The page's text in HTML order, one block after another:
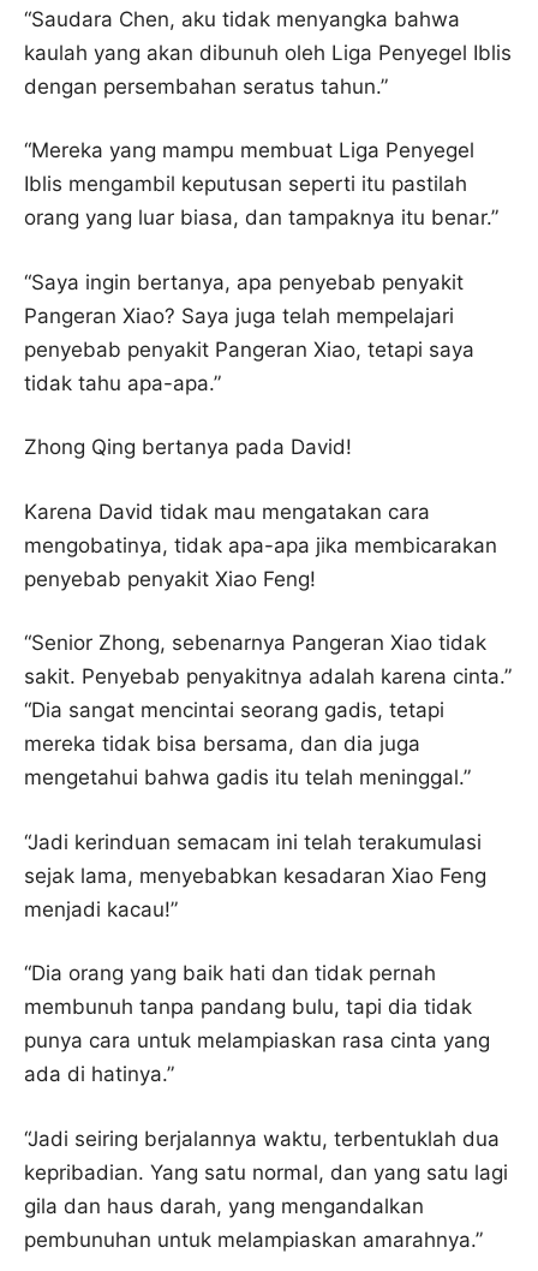
“Saudara Chen, aku tidak menyangka bahwa
kaulah yang akan dibunuh oleh Liga Penyegel Iblis
dengan persembahan seratus tahun.”
“Mereka yang mampu membuat Liga Penyegel
Iblis mengambil keputusan seperti itu pastilah
orang yang luar biasa, dan tampaknya itu benar.”
“Saya ingin bertanya, apa penyebab penyakit
Pangeran Xiao? Saya juga telah mempelajari
penyebab penyakit Pangeran Xiao, tetapi saya
tidak tahu apa-apa.”
Zhong Qing bertanya pada David!
Karena David tidak mau mengatakan cara
mengobatinya, tidak apa-apa jika membicarakan
penyebab penyakit Xiao Feng!
“Senior Zhong, sebenarnya Pangeran Xiao tidak
sakit. Penyebab penyakitnya adalah karena cinta.”
“Dia sangat mencintai seorang gadis, tetapi
mereka tidak bisa bersama, dan dia juga
mengetahui bahwa gadis itu telah meninggal.”
“Jadi kerinduan semacam ini telah terakumulasi
sejak lama, menyebabkan kesadaran Xiao Feng
menjadi kacau!”
“Dia orang yang baik hati dan tidak pernah
membunuh tanpa pandang bulu, tapi dia tidak
punya cara untuk melampiaskan rasa cinta yang
ada di hatinya.”
“Jadi seiring berjalannya waktu, terbentuklah dua
kepribadian. Yang satu normal, dan yang satu lagi
gila dan haus darah, yang mengandalkan
pembunuhan untuk melampiaskan amarahnya.”